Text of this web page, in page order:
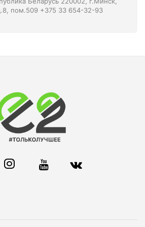
пом.509 +375 33 654-32-93